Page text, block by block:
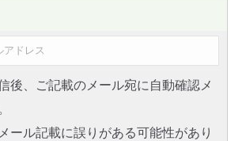
後、ご記載のメール宛に自動確認メ
ール記載に誤りがある可能性があり